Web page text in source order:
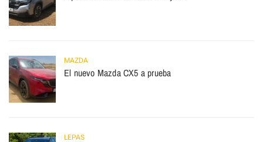
MAZDA
El nuevo Mazda CX5 a prueba
LEPAS